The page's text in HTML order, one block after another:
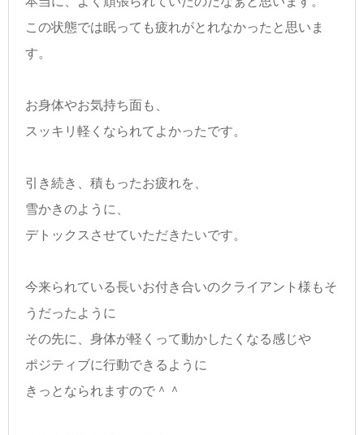
この状態では眠っても疲れがとれなかったと思いま
す。
お身体やお気持ち面も、
スッキリ軽くなられてよかったです。
引き続き、積もったお疲れを、
雪かきのように、
デトックスさせていただきたいです。
今来られている長いお付き合いのクライアント様もそ
うだったように
その先に、身体が軽くって動かしたくなる感じや
ポジティブに行動できるように
きっとなられますので＾＾